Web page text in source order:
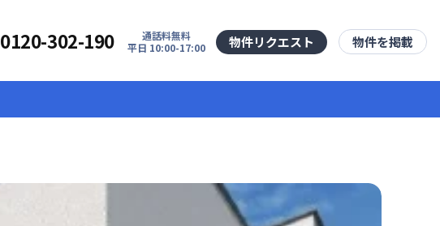
0120-302-190
通話料無料
平日 10:00-17:00
物件リクエスト 物件を掲載